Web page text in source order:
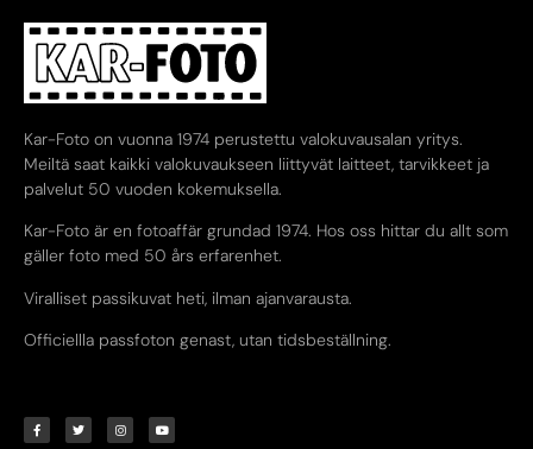
Kar-Foto on vuonna 1974 perustettu valokuvausalan yritys.
Meiltä saat kaikki valokuvaukseen liittyvät laitteet, tarvikkeet ja
palvelut 50 vuoden kokemuksella.
Kar-Foto är en fotoaffär grundad 1974. Hos oss hittar du allt som
gäller foto med 50 års erfarenhet.
Viralliset passikuvat heti, ilman ajanvarausta.
Officiellla passfoton genast, utan tidsbeställning.